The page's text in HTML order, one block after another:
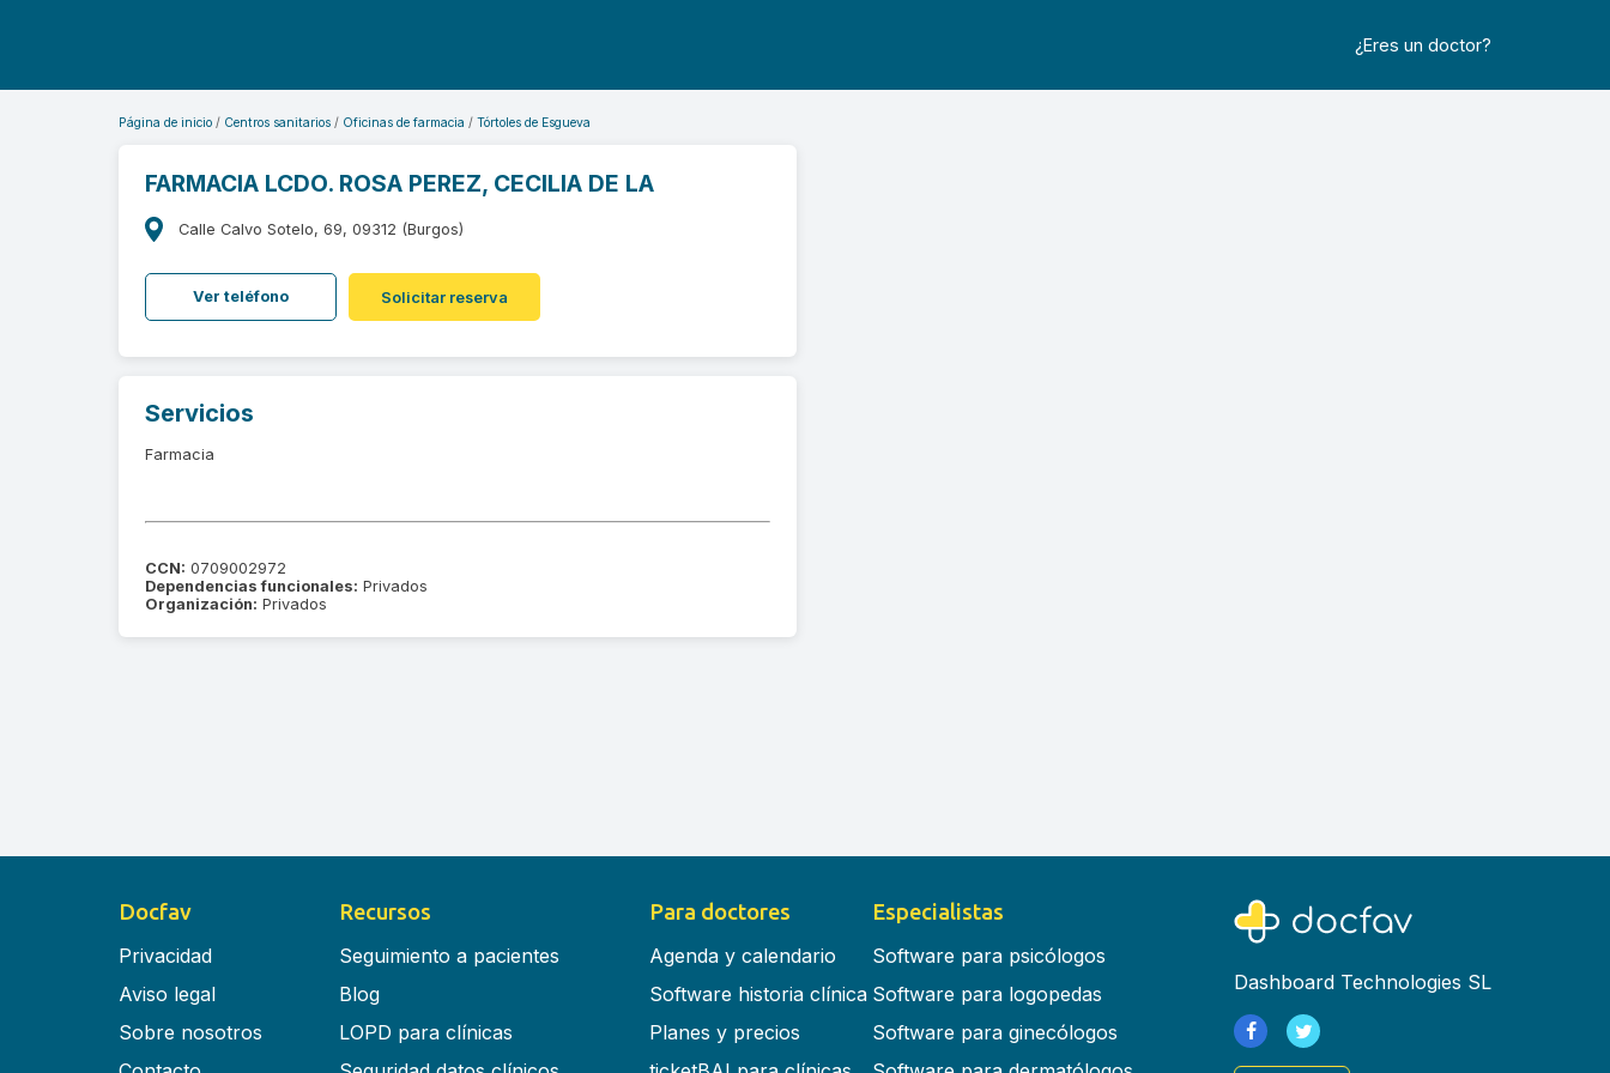
¿Eres un doctor?
Página de inicio Centros sanitarios Oficinas de farmacia Tórtoles de Esgueva
FARMACIA LCDO. ROSA PEREZ, CECILIA DE LA
Calle Calvo Sotelo, 69, 09312 (Burgos)
Ver teléfono Solicitar reserva
Servicios
Farmacia
CCN: 0709002972
Dependencias funcionales: Privados
Organización: Privados
Docfav
Privacidad
Aviso legal
Sobre nosotros
Recursos
Seguimiento a pacientes
Blog
LOPD para clínicas
Para doctores
Agenda y calendario
Software historia clínica
Planes y precios
Especialistas
Software para psicólogos
Software para logopedas
Software para ginecólogos
Dashboard Technologies SL